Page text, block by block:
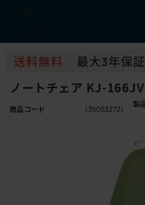
ノートチェア KJ-
商品コード （35053272）
製